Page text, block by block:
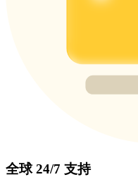
全球 24/7 支持